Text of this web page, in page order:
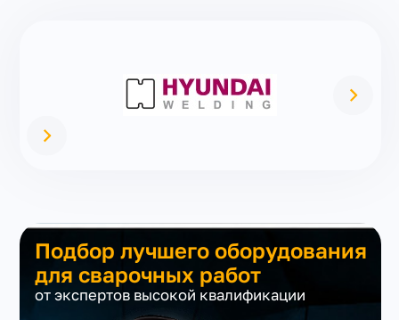
Подбор лучшего оборудования
для сварочных работ
от экспертов высокой квалификации